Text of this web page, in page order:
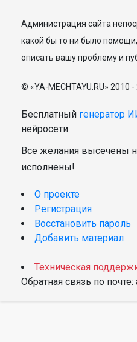
Администрация сайта
какой бы то ни было
описать вашу проблему и
© «YA-MECHTAYU.RU» 2010 -
Бесплатный генератор
нейросети
Все желания высечены
исполнены!
О проекте
Регистрация
Восстановить пароль
Добавить материал
Техническая
Обратная связь по